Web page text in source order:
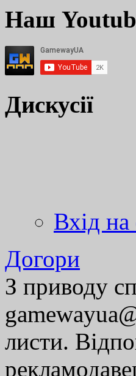
Наш
Дискусії
Вхід на
Догори
З приводу
листи.